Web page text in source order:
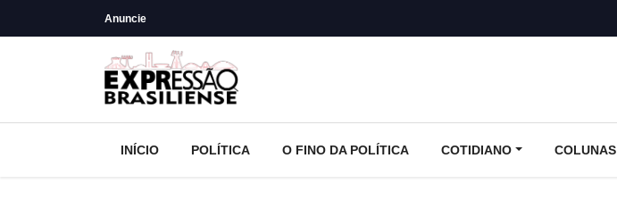
Anuncie
INÍCIO POLÍTICA O FINO DA POLÍTICA COTIDIANO COLUNAS